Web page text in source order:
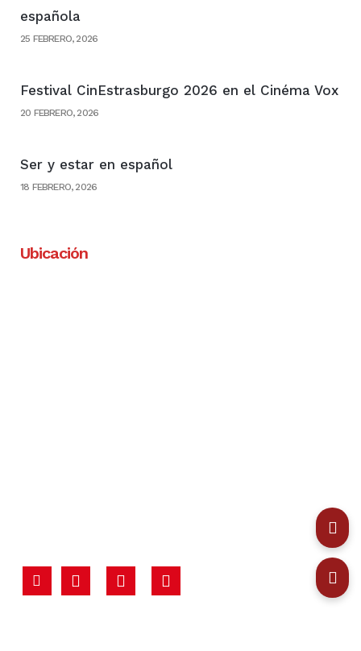
española
25 FEBRERO, 2026
Festival CinEstrasburgo 2026 en el Cinéma Vox
20 FEBRERO, 2026
Ser y estar en español
18 FEBRERO, 2026
Ubicación